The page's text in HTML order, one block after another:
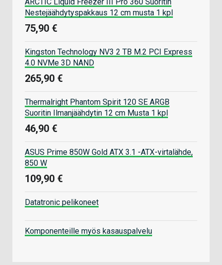
Nestejäähdytyspakkaus 12 cm musta 1 kpl
75,90 €
Kingston Technology NV3 2 TB M.2 PCI Express
4.0 NVMe 3D NAND
265,90 €
Thermalright Phantom Spirit 120 SE ARGB
Suoritin Ilmanjäähdytin 12 cm Musta 1 kpl
46,90 €
ASUS Prime 850W Gold ATX 3.1 -ATX-virtalähde,
850 W
109,90 €
Datatronic pelikoneet
Komponenteille myös kasauspalvelu